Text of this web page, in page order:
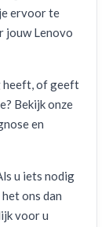
ervoor te
jouw Lenovo
heeft, of geeft
Bekijk onze
en
u iets nodig
ons dan
voor u